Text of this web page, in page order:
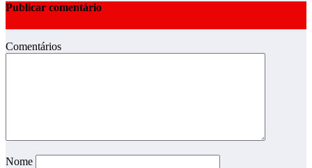
Publicar comentário
Comentários
Nome